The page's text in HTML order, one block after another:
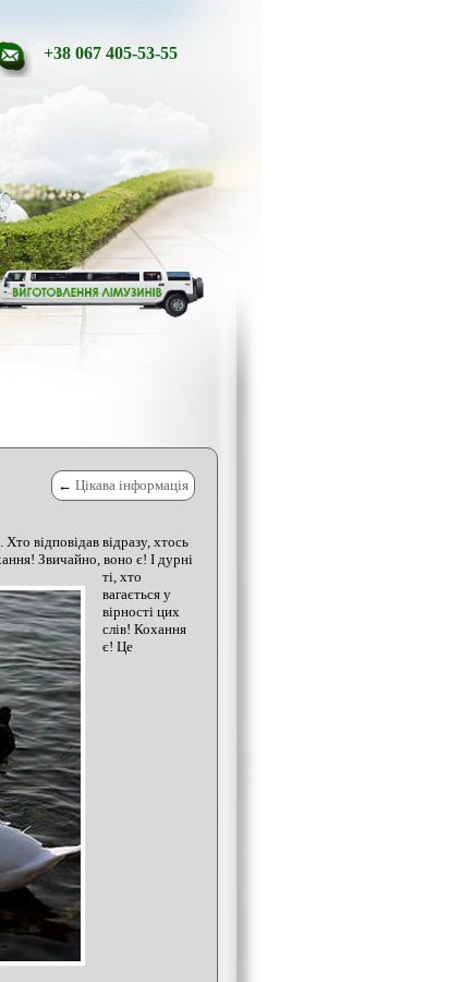
+38 067 405-53-55
← Цікава інформація
відповідав відразу, хтось
Звичайно, воно є! І дурні
ті, хто
вагається у
вірності цих
слів! Кохання
є! Це